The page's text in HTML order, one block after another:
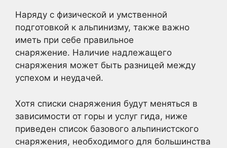
Наряду с физической и умственной
подготовкой к альпинизму, также важно
иметь при себе правильное
снаряжение. Наличие надлежащего
снаряжения может быть разницей между
успехом и неудачей.
Хотя списки снаряжения будут меняться в
зависимости от горы и услуг гида, ниже
приведен список базового альпинистского
снаряжения, необходимого для большинства